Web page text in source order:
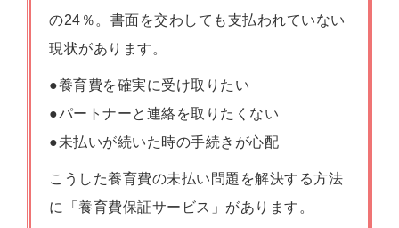
の24％。書面を交わしても支払われていない
現状があります。
●養育費を確実に受け取りたい
●パートナーと連絡を取りたくない
●未払いが続いた時の手続きが心配
こうした養育費の未払い問題を解決する方法
に「養育費保証サービス」があります。